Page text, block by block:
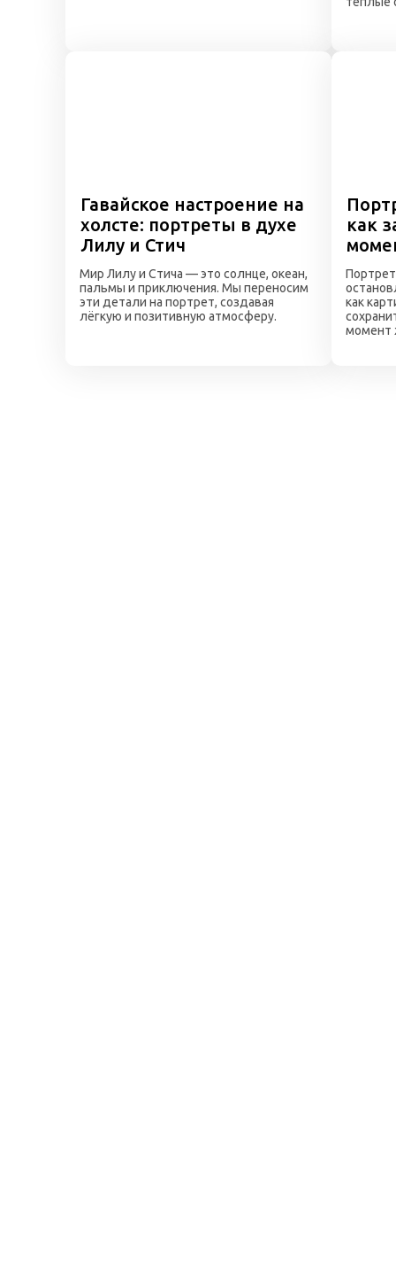
Мир Лилу и Стича — это солнце, океан,
пальмы и приключения. Мы переносим
эти детали на портрет, создавая
лёгкую и позитивную атмосферу.
Гавайское настроение на
холсте: портреты в духе
Лилу и Стич
как
момент
как